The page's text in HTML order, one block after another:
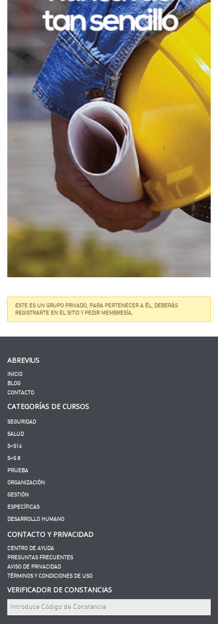
ESTE ES UN GRUPO PRIVADO, PARA PERTENECER A ÉL, DEBERÁS
REGISTRARTE EN EL SITIO Y PEDIR MEMBRESÍA.
ABREVIUS
INICIO
BLOG
CONTACTO
CATEGORÍAS DE CURSOS
SEGURIDAD
SALUD
S+S16
S+S 8
PRUEBA
ORGANIZACIÓN
GESTIÓN
ESPECÍFICAS
DESARROLLO HUMANO
CONTACTO Y PRIVACIDAD
CENTRO DE AYUDA
PREGUNTAS FRECUENTES
AVISO DE PRIVACIDAD
TÉRMINOS Y CONDICIONES DE USO
VERIFICADOR DE CONSTANCIAS